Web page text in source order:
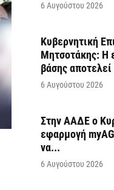
6 Αυγούστου 2026
Κυβερνητική
Μητσοτάκης: Η
βάσης
6 Αυγούστου 2026
Στην ΑΑΔΕ ο
εφαρμογή
να...
6 Αυγούστου 2026